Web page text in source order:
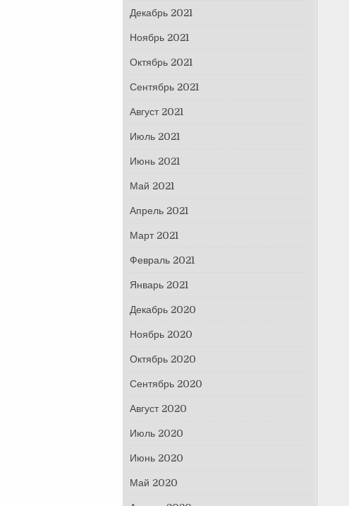
Декабрь 2021
Ноябрь 2021
Октябрь 2021
Сентябрь 2021
Август 2021
Июль 2021
Июнь 2021
Май 2021
Апрель 2021
Март 2021
Февраль 2021
Январь 2021
Декабрь 2020
Ноябрь 2020
Октябрь 2020
Сентябрь 2020
Август 2020
Июль 2020
Июнь 2020
Май 2020